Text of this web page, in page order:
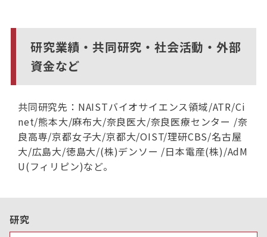
研究業績・共同研究・社会活動・外部
資金など
共同研究先：NAISTバイオサイエンス領域/ATR/Ci
net/熊本大/麻布大/奈良医大/奈良医療センター /奈
良高専/京都女子大/京都大/OIST/理研CBS/名古屋
大/広島大/徳島大/(株)デンソー /日本電産(株)/AdM
U(フィリピン)など。
研究